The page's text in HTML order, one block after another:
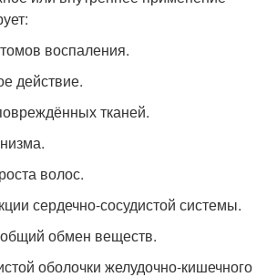
воспаления.
действие.
тканей.
волос.
сердечно-сосудистой системы.
обмен веществ.
оболочки желудочно-кишечного